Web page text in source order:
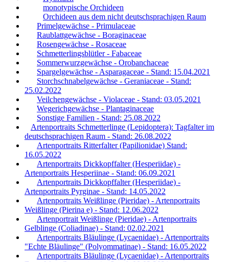
monotypische Orchideen
Orchideen aus dem nicht deutschsprachigen Raum
Primelgewächse - Primulaceae
Raublattgewächse - Boraginaceae
Rosengewächse - Rosaceae
Schmetterlingsblütler - Fabaceae
Sommerwurzgewächse - Orobanchaceae
Spargelgewächse - Asparagaceae - Stand: 15.04.2021
Storchschnabelgewächse - Geraniaceae - Stand:
25.02.2022
Veilchengewächse - Violaceae - Stand: 03.05.2021
Wegerichgewächse - Plantaginaceae
Sonstige Familien - Stand: 25.08.2022
Artenportraits Schmetterlinge (Lepidoptera): Tagfalter im
deutschsprachigen Raum - Stand: 26.08.2022
Artenportraits Ritterfalter (Papilionidae) Stand:
16.05.2022
Artenportraits Dickkopffalter (Hesperiidae) -
Artenportraits Hesperiinae - Stand: 06.09.2021
Artenportraits Dickkopffalter (Hesperiidae) -
Artenportraits Pyrginae - Stand: 14.05.2022
Artenportraits Weißlinge (Pieridae) - Artenportraits
Weißlinge (Pierina e) - Stand: 12.06.2022
Artenportrait Weißlinge (Pieridae) - Artenportraits
Gelblinge (Coliadinae) - Stand: 02.02.2021
Artenportraits Bläulinge (Lycaenidae) - Artenportraits
"Echte Bläulinge" (Polyommatinae) - Stand: 16.05.2022
Artenportraits Bläulinge (Lycaenidae) - Artenportraits